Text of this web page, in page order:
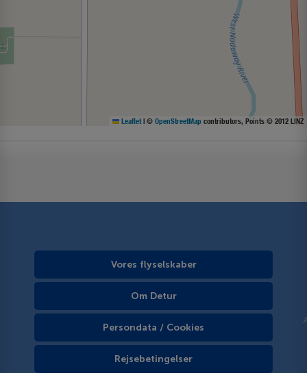
Leaflet | © OpenStreetMap contributors, Points © 2012 LINZ
Vores flyselskaber
Om Detur
Persondata / Cookies
Rejsebetingelser